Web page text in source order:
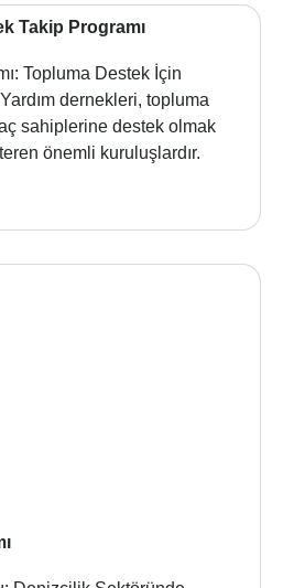
Takip Programı
Topluma Destek İçin
dernekleri, topluma
sahiplerine destek olmak
önemli kuruluşlardır.